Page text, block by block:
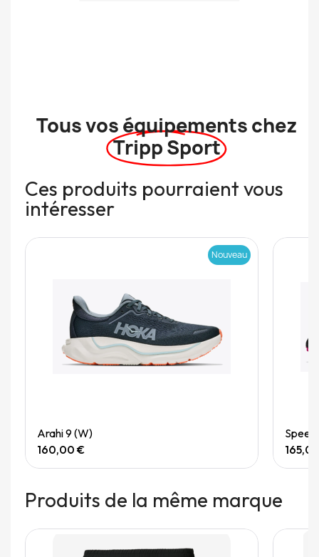
Tous vos équipements chez
Tripp Sport
Ces produits pourraient vous
intéresser
Nouveau
Arahi 9 (W)
160,00 €
Produits de la même marque